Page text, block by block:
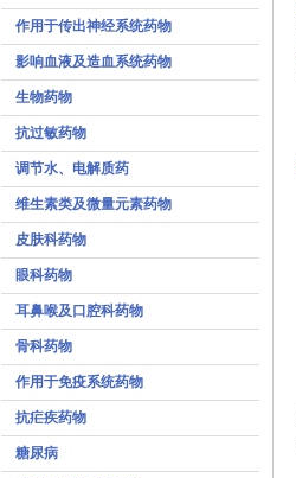
作用于传出神经系统药物
影响血液及造血系统药物
生物药物
抗过敏药物
调节水、电解质药
维生素类及微量元素药物
皮肤科药物
眼科药物
耳鼻喉及口腔科药物
骨科药物
作用于免疫系统药物
抗疟疾药物
糖尿病